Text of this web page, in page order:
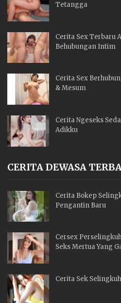
Tetangga
Cerita Sex Terbaru
Behubungan Intim
Cerita Sex
& Mesum
Cerita Ngeseks
Adikku
CERITA DEWASA
Cerita Bokep
Pengantin Baru
Cersex
Seks Mertua Yang
Cerita Sek